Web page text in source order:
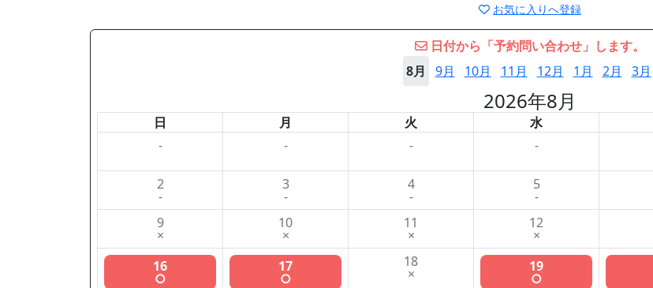
お気に入りへ登録
日付から「予約問い合わせ」します。
8月
9月 10月 11月 12月 1月 2月 3月
2026年8月
日 月 火 水
-
- - -
2
-
3
-
4
-
5
-
9
×
10
×
11
×
12
×
16
○
17
○
18
× 19
○